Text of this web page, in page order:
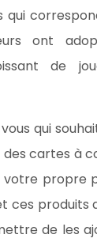
qui
ont
de
qui
cartes à
propre
ces produits
de les